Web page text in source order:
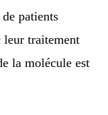
patients
leur traitement
la molécule est